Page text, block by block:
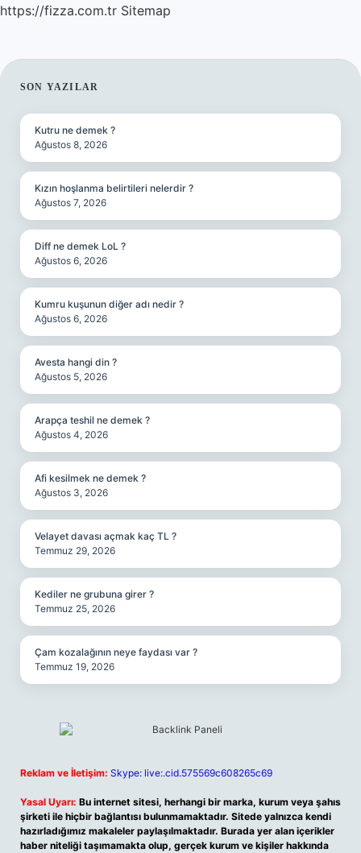
https://fizza.com.tr Sitemap
SIDEBAR
SON YAZILAR
Kutru ne demek ?
Ağustos 8, 2026
Kızın hoşlanma belirtileri nelerdir ?
Ağustos 7, 2026
Diff ne demek LoL ?
Ağustos 6, 2026
Kumru kuşunun diğer adı nedir ?
Ağustos 6, 2026
Avesta hangi din ?
Ağustos 5, 2026
Arapça teshil ne demek ?
Ağustos 4, 2026
Afi kesilmek ne demek ?
Ağustos 3, 2026
Velayet davası açmak kaç TL ?
Temmuz 29, 2026
Kediler ne grubuna girer ?
Temmuz 25, 2026
Çam kozalağının neye faydası var ?
Temmuz 19, 2026
Reklam ve İletişim: Skype: live:.cid.575569c608265c69
Yasal Uyarı: Bu internet sitesi, herhangi bir marka, kurum veya şahıs
şirketi ile hiçbir bağlantısı bulunmamaktadır. Sitede yalnızca kendi
hazırladığımız makaleler paylaşılmaktadır. Burada yer alan içerikler
haber niteliği taşımamakta olup, gerçek kurum ve kişiler hakkında